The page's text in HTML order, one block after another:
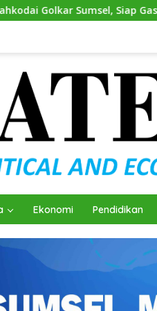
Siap Gas Tambah Kursi
Ekonomi Pendidikan